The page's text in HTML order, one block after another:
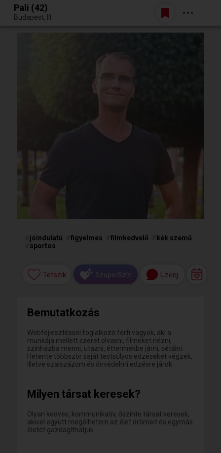
Egy jó randiból bármi lehet.
Belépés
Pali (42)
Budapest, III.
jóindulatú figyelmes filmkedvelő
kék szemű
sportos
Tetszik SzuperSzív Üzenj
Bemutatkozás
Webfejlesztéssel foglalkozó férfi vagyok, aki a
munkája mellett szeret olvasni, filmeket nézni,
színházba menni, utazni, éttermekbe járni, sétálni.
Hetente többször saját testsúlyos edzéseket végzek,
illetve szalszázom és önvédelmi edzésre járok.
Milyen társat keresek?
Olyan kedves, kommunikatív, őszinte társat keresek,
akivel együtt megélhetem az élet örömeit és egymás
életét gazdagíthatjuk.